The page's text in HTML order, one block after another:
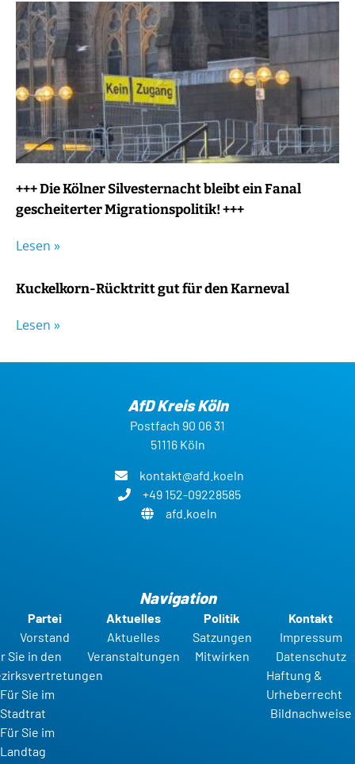
+++ Die Kölner Silvesternacht bleibt ein Fanal
gescheiterter Migrationspolitik! +++
Lesen »
Kuckelkorn-Rücktritt gut für den Karneval
Lesen »
AfD Kreis Köln
Postfach 90 06 31
51116 Köln
kontakt@afd.koeln
+49 152-09228585
afd.koeln
Navigation
Partei
Vorstand
Sie in den
Für Sie im
Stadtrat
Für Sie im
Landtag
Aktuelles
Aktuelles
Veranstaltungen
Politik
Satzungen
Mitwirken
Kontakt
Impressum
Datenschutz
Haftung &
Urheberrecht
Bildnachweise